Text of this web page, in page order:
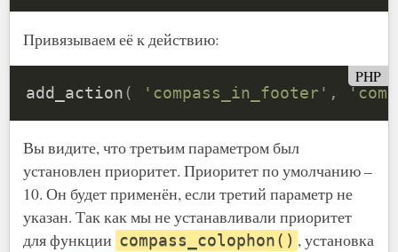
Привязываем её к действию:
PHP
add_action ( 'compass_in_footer' ,
Вы видите, что третьим параметром был
установлен приоритет. Приоритет по умолчанию –
10. Он будет применён, если третий параметр не
указан. Так как мы не устанавливали приоритет
для функции compass_colophon() , установка